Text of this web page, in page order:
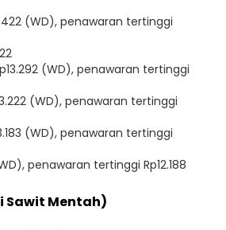
(WD), penawaran tertinggi
(WD), penawaran tertinggi
(WD), penawaran tertinggi
(WD), penawaran tertinggi
penawaran tertinggi Rp12.188
Sawit Mentah)